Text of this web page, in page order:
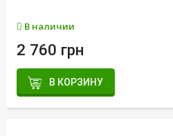
В наличии
2 760 грн
В КОРЗИНУ